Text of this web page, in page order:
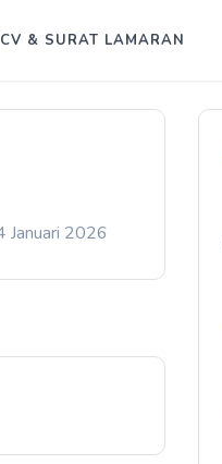
& SURAT LAMARAN
Januari 2026